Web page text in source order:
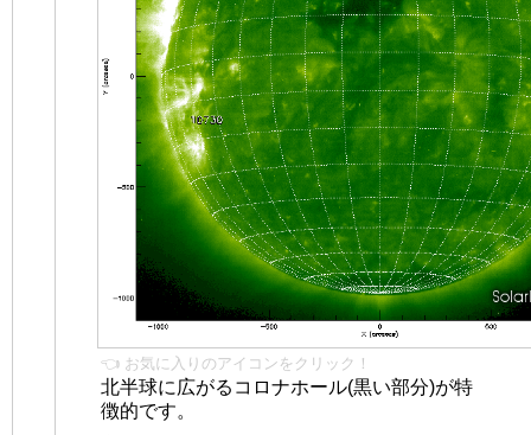
👈 お気に入りのアイコンをクリック！
北半球に広がるコロナホール(黒い部分)が特
徴的です。